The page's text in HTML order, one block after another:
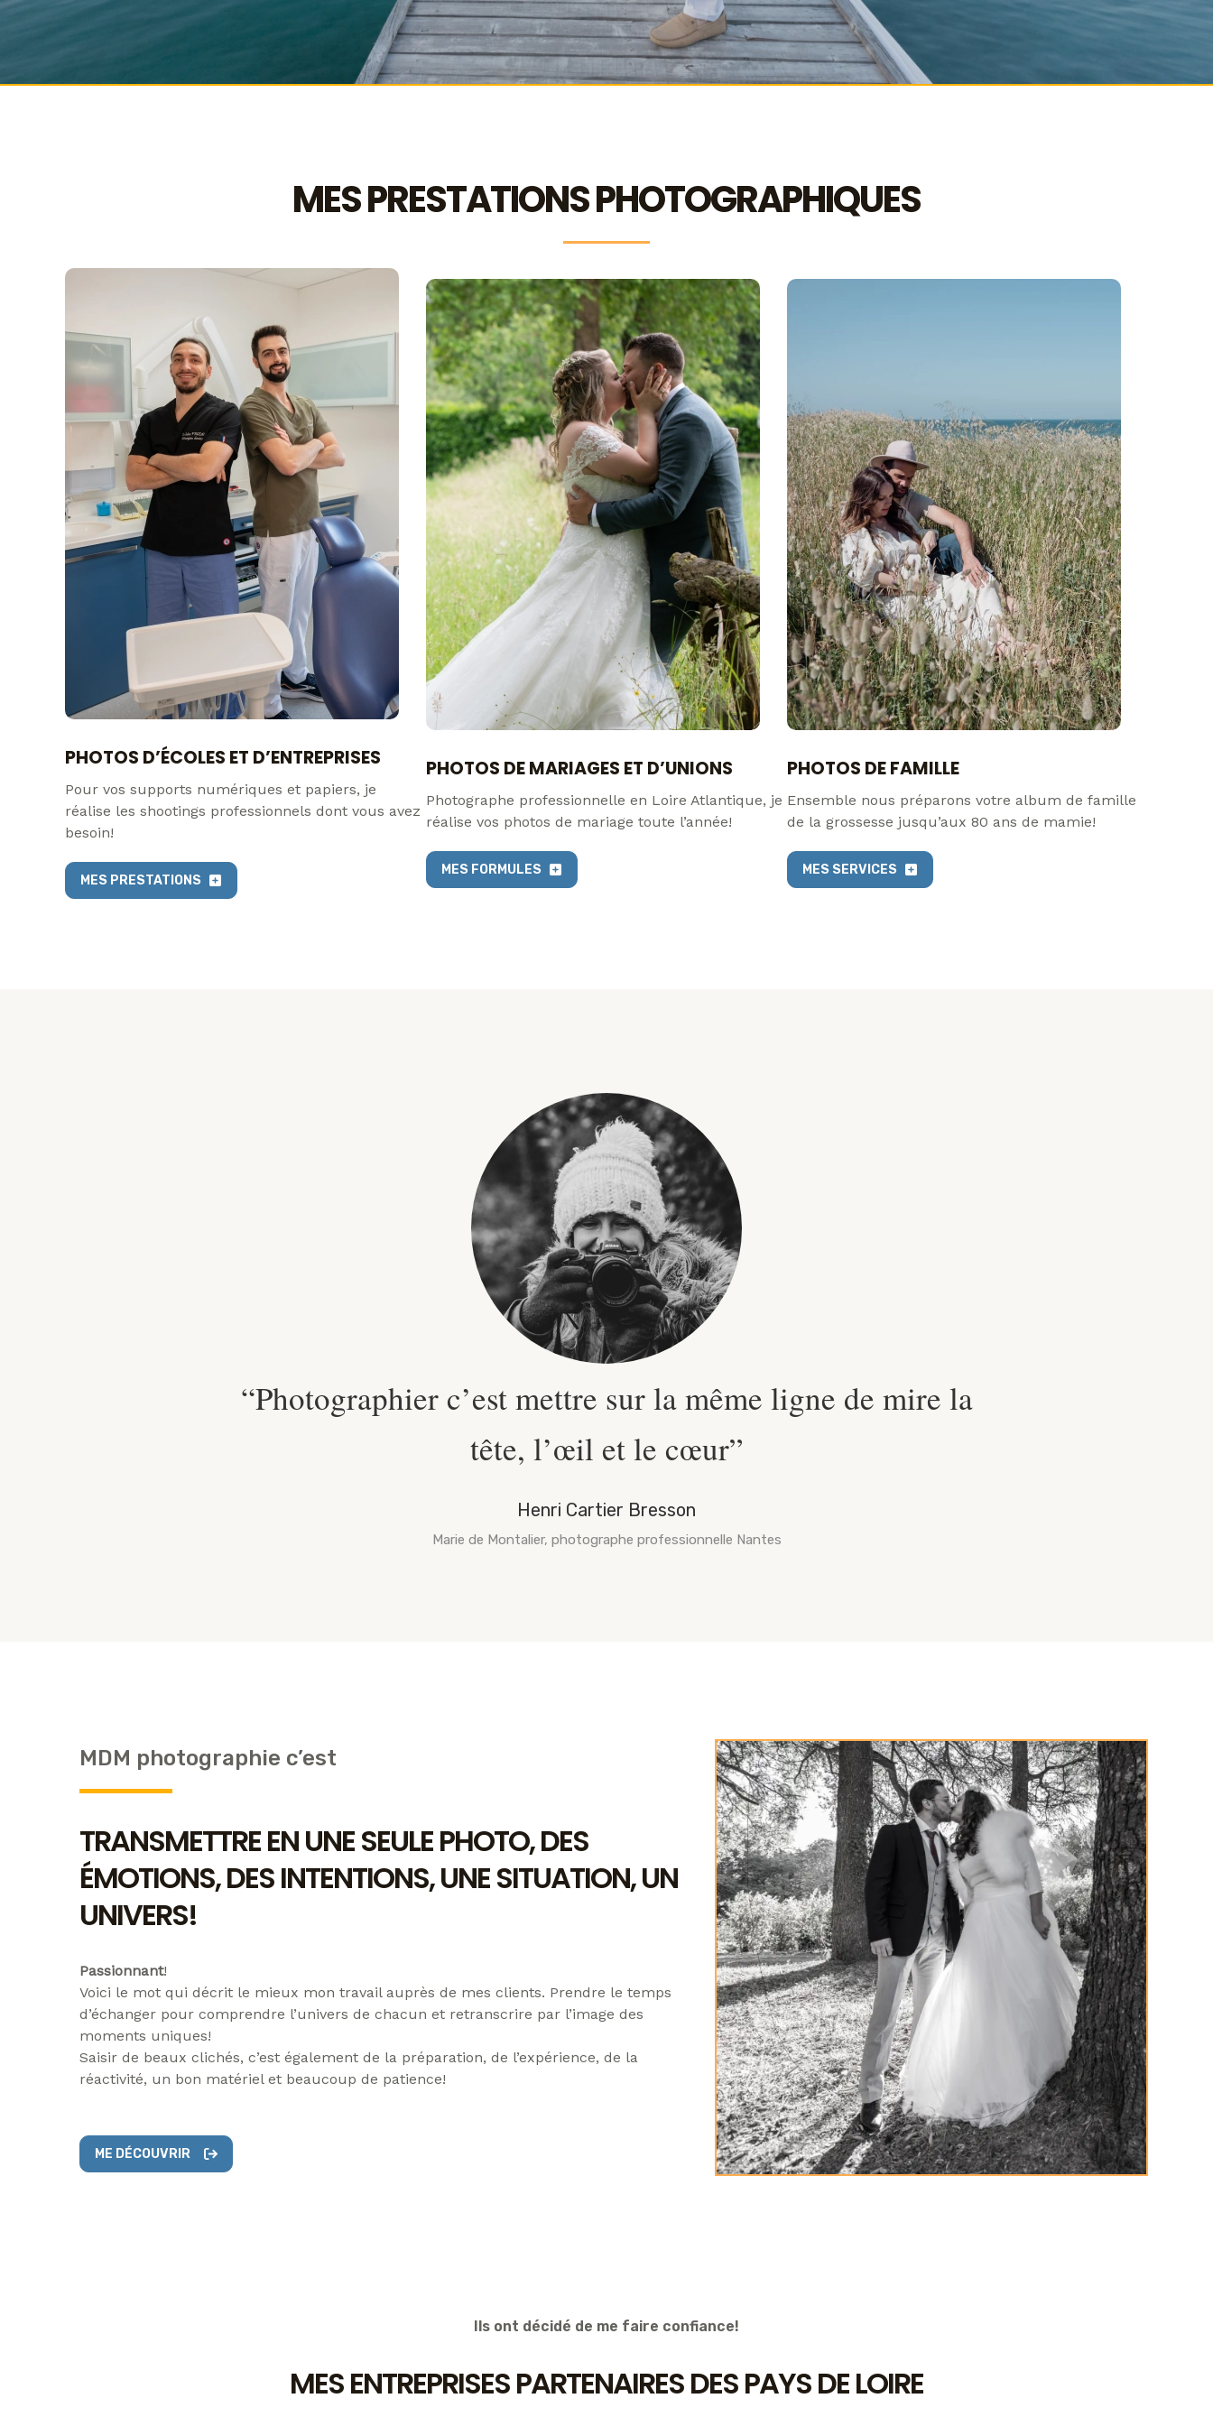
MES PRESTATIONS PHOTOGRAPHIQUES
PHOTOS D’ÉCOLES ET D’ENTREPRISES
Pour vos supports numériques et papiers, je
réalise les shootings professionnels dont vous avez
besoin!
MES PRESTATIONS
PHOTOS DE MARIAGES ET D’UNIONS
Photographe professionnelle en Loire Atlantique, je
réalise vos photos de mariage toute l’année!
MES FORMULES
PHOTOS DE FAMILLE
Ensemble nous préparons votre album de famille
de la grossesse jusqu’aux 80 ans de mamie!
MES SERVICES
“Photographier c’est mettre sur la même ligne de mire la
tête, l’œil et le cœur”
Henri Cartier Bresson
Marie de Montalier, photographe professionnelle Nantes
MDM photographie c’est
TRANSMETTRE EN UNE SEULE PHOTO, DES
ÉMOTIONS, DES INTENTIONS, UNE SITUATION, UN
UNIVERS!
Passionnant!
Voici le mot qui décrit le mieux mon travail auprès de mes clients. Prendre le temps
d’échanger pour comprendre l’univers de chacun et retranscrire par l’image des
moments uniques!
Saisir de beaux clichés, c’est également de la préparation, de l’expérience, de la
réactivité, un bon matériel et beaucoup de patience!
ME DÉCOUVRIR
Ils ont décidé de me faire confiance!
MES ENTREPRISES PARTENAIRES DES PAYS DE LOIRE